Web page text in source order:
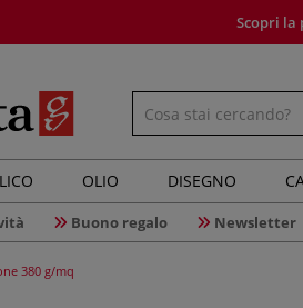
Scopri la
OLIO DISEGNO
Buono regalo Newsletter
380 g/mq